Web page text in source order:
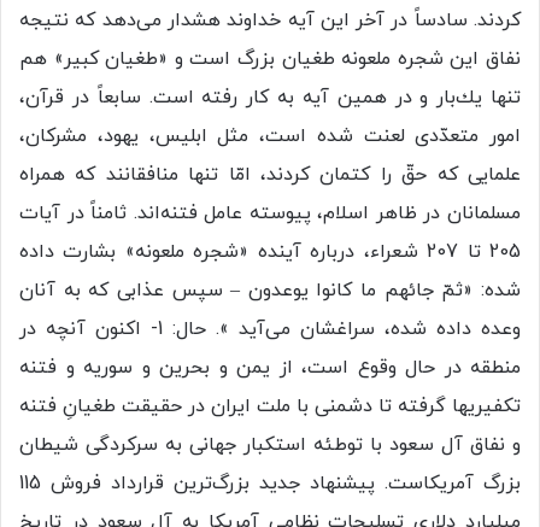
کردند. سادساً در آخر این آیه خداوند هشدار می‌دهد که نتیجه
نفاق این شجره‏ ملعونه طغیان بزرگ است و «طغیان كبیر» هم
تنها یك‌بار و در همین آیه به كار رفته است. سابعاً در قرآن،
امور متعدّدى لعنت شده است، مثل ابلیس، یهود، مشركان،
علمایى كه حقّ را كتمان كردند، امّا تنها منافقانند كه همراه
مسلمانان در ظاهر اسلام، پیوسته عامل فتنه‌اند. ثامناً در آیات
205 تا 207 شعراء، در‌باره آینده «شجره ملعونه» بشارت داده
شده: «ثمّ جائهم ما كانوا یوعدون – سپس عذابى كه به آنان
وعده داده شده، سراغشان می‌آید ». حال: 1- اکنون آنچه در
منطقه در حال وقوع است، از یمن و بحرین و سوریه و فتنه
تکفیریها گرفته تا دشمنی با ملت ایران در حقیقت طغیانِ فتنه
و نفاق آل سعود با توطئه استکبار جهانی به سرکردگی شیطان
بزرگ آمریکاست. پیشنهاد جدید بزرگ‌ترین قرارداد فروش 115